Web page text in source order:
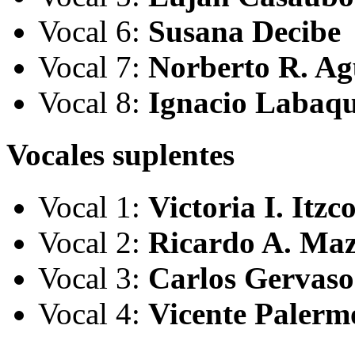
Vocal 6: Susana Decibe
Vocal 7: Norberto R.
Vocal 8: Ignacio
Vocales suplentes
Vocal 1: Victoria I.
Vocal 2: Ricardo A.
Vocal 3: Carlos
Vocal 4: Vicente